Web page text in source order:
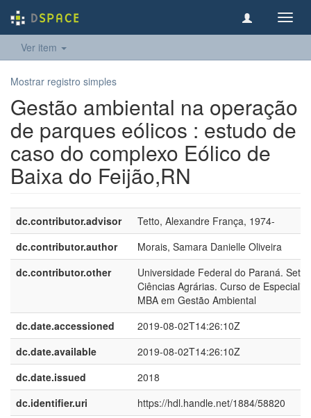
Ver item
Mostrar registro simples
Gestão ambiental na operação
de parques eólicos : estudo de
caso do complexo Eólico de
Baixa do Feijão,RN
dc.contributor.advisor
Tetto, Alexandre França, 1974-
dc.contributor.author
Morais, Samara Danielle Oliveira
dc.contributor.other
Universidade Federal do Paraná.
Ciências Agrárias. Curso de
MBA em Gestão Ambiental
dc.date.accessioned
2019-08-02T14:26:10Z
dc.date.available
2019-08-02T14:26:10Z
dc.date.issued
2018
dc.identifier.uri
https://hdl.handle.net/1884/58820